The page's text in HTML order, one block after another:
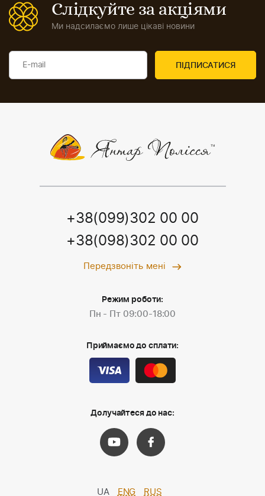
Слідкуйте за акціями
Ми надсилаємо лише цікаві новини
+38(099)302 00 00
+38(098)302 00 00
Передзвоніть мені
Режим роботи:
Пн - Пт 09:00-18:00
Приймаємо до сплати:
Долучайтеся до нас:
UA ENG RUS